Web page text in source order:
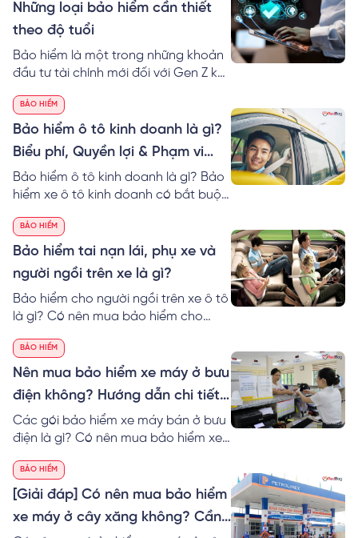
Những loại bảo hiểm cần thiết
theo độ tuổi
Bảo hiểm là một trong những khoản
đầu tư tài chính mới đối với Gen Z khi
tất cả người trẻ đều hiểu đúng về lợi
ích của bảo hiểm và không biết loại
bảo hiểm nào thật sự cần thiết cho
mình.
BẢO HIỂM
Bảo hiểm ô tô kinh doanh là gì?
Biểu phí, Quyền lợi & Phạm vi
bảo hiểm
Bảo hiểm ô tô kinh doanh là gì? Bảo
hiểm xe ô tô kinh doanh có bắt buộc
quyền lợi và biểu phí bảo hiểm xe ô
tô kinh doanh
BẢO HIỂM
Bảo hiểm tai nạn lái, phụ xe và
người ngồi trên xe là gì?
Bảo hiểm cho người ngồi trên xe ô tô
là gì? Có nên mua bảo hiểm cho
hơn về bảo hiểm hành khách trên xe
qua bài viết sau!
BẢO HIỂM
Nên mua bảo hiểm xe máy ở bưu
điện không? Hướng dẫn chi tiết
cách mua
Các gói bảo hiểm xe máy bán ở bưu
điện là gì? Có nên mua bảo hiểm xe
biểu phí và lưu ý khi mua? Đọc ngay
cùng RedBag!
BẢO HIỂM
[Giải đáp] Có nên mua bảo hiểm
xe máy ở cây xăng không? Cần